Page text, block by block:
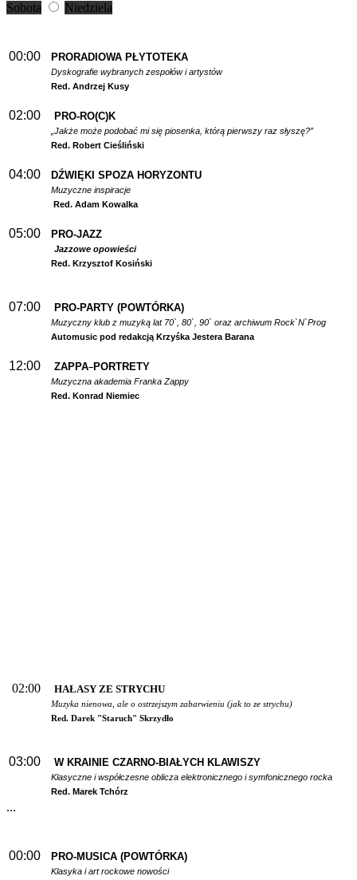
Sobota
Niedziela
00:00 PRORADIOWA PŁYTOTEKA
Dyskografie wybranych zespołów i artystów
Red. Andrzej Kusy
02:00 PRO-RO(C)K
„Jakże może podobać mi się piosenka, którą pierwszy raz słyszę?”
Red. Robert Cieśliński
04:00 DŹWIĘKI SPOZA HORYZONTU
Muzyczne inspiracje
Red. Adam Kowalka
05:00 PRO-JAZZ
Jazzowe opowieści
Red. Krzysztof Kosiński
07:00 PRO-PARTY (POWTÓRKA)
Muzyczny klub z muzyką lat 70`, 80`, 90` oraz archiwum Rock`N`Prog
Automusic pod redakcją Krzyśka Jestera Barana
12:00 ZAPPA–PORTRETY
Muzyczna akademia Franka Zappy
Red. Konrad Niemiec
02:00 HAŁASY ZE STRYCHU
Muzyka nienowa, ale o ostrzejszym zabarwieniu (jak to ze strychu)
Red. Darek "Staruch" Skrzydło
03:00 W KRAINIE CZARNO-BIAŁYCH KLAWISZY
Klasyczne i współczesne oblicza elektronicznego i symfonicznego rocka
Red. Marek Tchórz
...
00:00 PRO-MUSICA (POWTÓRKA)
Klasyka i art rockowe nowości